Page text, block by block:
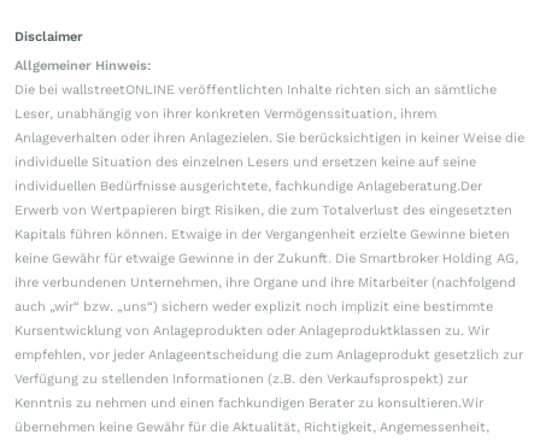
Disclaimer
Allgemeiner Hinweis:
Die bei wallstreetONLINE veröffentlichten Inhalte richten sich an sämtliche
Leser, unabhängig von ihrer konkreten Vermögenssituation, ihrem
Anlageverhalten oder ihren Anlagezielen. Sie berücksichtigen in keiner Weise die
individuelle Situation des einzelnen Lesers und ersetzen keine auf seine
individuellen Bedürfnisse ausgerichtete, fachkundige Anlageberatung.Der
Erwerb von Wertpapieren birgt Risiken, die zum Totalverlust des eingesetzten
Kapitals führen können. Etwaige in der Vergangenheit erzielte Gewinne bieten
keine Gewähr für etwaige Gewinne in der Zukunft. Die Smartbroker Holding AG,
ihre verbundenen Unternehmen, ihre Organe und ihre Mitarbeiter (nachfolgend
auch „wir“ bzw. „uns“) sichern weder explizit noch implizit eine bestimmte
Kursentwicklung von Anlageprodukten oder Anlageproduktklassen zu. Wir
empfehlen, vor jeder Anlageentscheidung die zum Anlageprodukt gesetzlich zur
Verfügung zu stellenden Informationen (z.B. den Verkaufsprospekt) zur
Kenntnis zu nehmen und einen fachkundigen Berater zu konsultieren.Wir
übernehmen keine Gewähr für die Aktualität, Richtigkeit, Angemessenheit,